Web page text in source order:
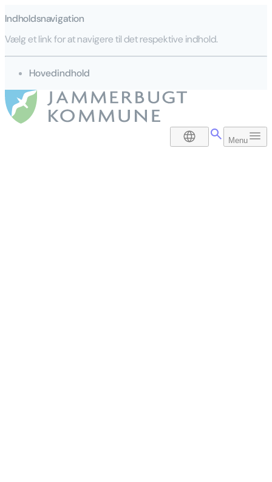
Indholdsnavigation
Vælg et link for at navigere til det respektive indhold.
gå til
Hovedindhold
DA Menu